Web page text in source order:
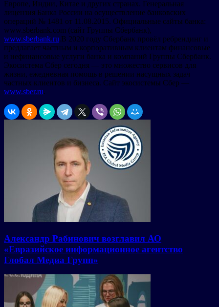
Европе, Индии, Китае и других странах. Генеральная
лицензия Банка России на осуществление банковских
операций № 1481 от 11.08.2015. Официальные сайты банка:
www.sberbank.com (сайт Группы Сбербанк),
www.sberbank.ru.В 2020 году Сбербанк провёл ребрендинг и
предлагает частным и корпоративным клиентам финансовые
и нефинансовые услуги банка и компаний Группы Сбербанк.
Экосистема Сбер сегодня — это множество сервисов для
жизни, ежедневная помощь в решении насущных задач
частных клиентов и бизнеса. Сайт экосистемы Сбер —
www.sber.ru.
Александр Рабинович возглавил АО
«Евразийское информационное агентство
Глобал Медиа Групп»